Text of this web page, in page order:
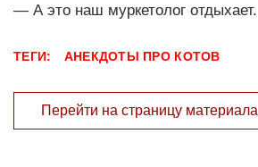
— А это наш муркетолог отдыхает.
ТЕГИ: АНЕКДОТЫ ПРО КОТОВ
Перейти на страницу материала